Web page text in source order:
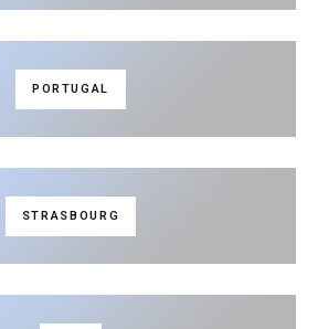
PORTUGAL
STRASBOURG